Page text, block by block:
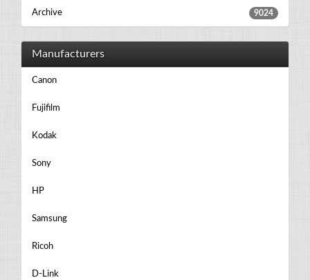
Archive 9024
Manufacturers
Canon
Fujifilm
Kodak
Sony
HP
Samsung
Ricoh
D-Link